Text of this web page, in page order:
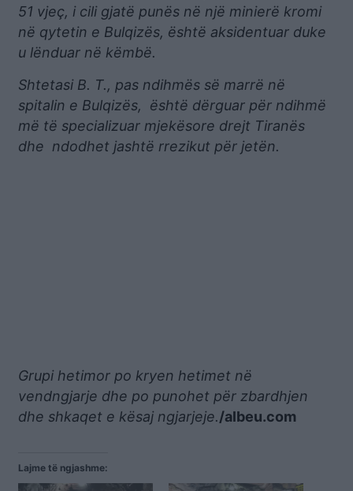
51 vjeç, i cili gjatë punës në një minierë kromi
në qytetin e Bulqizës, është aksidentuar duke
u lënduar në këmbë.
Shtetasi B. T., pas ndihmës së marrë në
spitalin e Bulqizës, është dërguar për ndihmë
më të specializuar mjekësore drejt Tiranës
dhe ndodhet jashtë rrezikut për jetën.
Grupi hetimor po kryen hetimet në
vendngjarje dhe po punohet për zbardhjen
dhe shkaqet e kësaj ngjarjeje./albeu.com
Lajme të ngjashme: